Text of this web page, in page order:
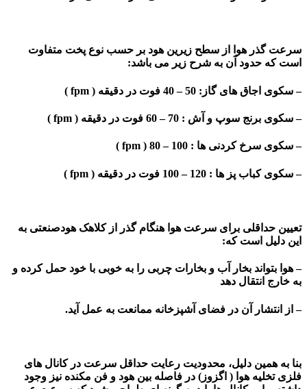
سرعت گذر هوا از سطح زیرین هود بر حسب نوع پخت متفاوت
است که حدود آن به شرح زیر می باشد:
– سکوی اجاق های گاز: 50 – 40 فوت در دقیقه ( fpm )
– سکوی برنج سوپ و آش : 70 – 60 فوت در دقیقه ( fpm )
– سکوی سرخ کردنی ها : 100 – 80 ( fpm )
– سکوی کباب پز ها : 120 – 100 فوت در دقیقه ( fpm )
تعیین حداقلی برای سرعت هوا هنگام گذر از کلاهک هودصنعتی به
این دلیل است که:
– هوا بتواند بخار آب و بخارات چربی را به خوبی با خود حمل کرده و
به خارج انتقال دهد
– از انتشار آن در فضای آشپزخانه ممانعت به عمل آید.
بنا به همین دلیل، محدودیت رعایت حداقل سرعت در کانال های
فلزی تخلیه هوا ( اگزوز) در فاصله بین هود و فن مکنده نیز وجود